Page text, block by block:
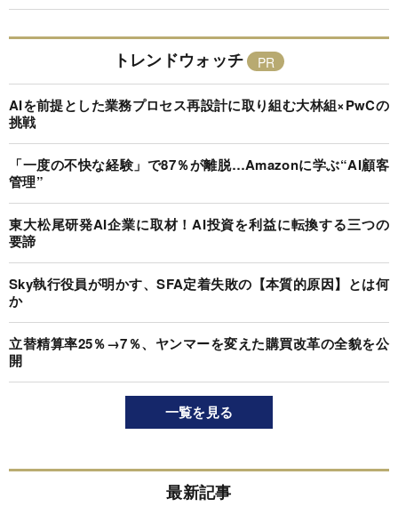
トレンドウォッチ
AIを前提とした業務プロセス再設計に取り組む大林組×PwCの
挑戦
「一度の不快な経験」で87％が離脱…Amazonに学ぶ“AI顧客
管理”
東大松尾研発AI企業に取材！AI投資を利益に転換する三つの
要諦
Sky執行役員が明かす、SFA定着失敗の【本質的原因】とは何
か
立替精算率25％→7％、ヤンマーを変えた購買改革の全貌を公
開
一覧を見る
最新記事